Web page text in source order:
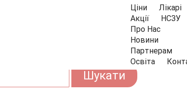
Ціни
Лікарі
Акції
НСЗУ
Про Нас
Новини
Партнерам
Освіта